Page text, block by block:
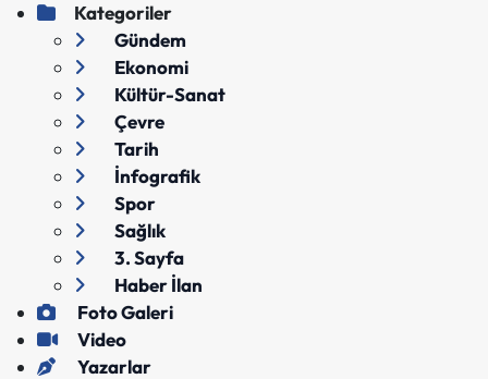
Kategoriler
Gündem
Ekonomi
Kültür-Sanat
Çevre
Tarih
İnfografik
Spor
Sağlık
3. Sayfa
Haber İlan
Foto Galeri
Video
Yazarlar